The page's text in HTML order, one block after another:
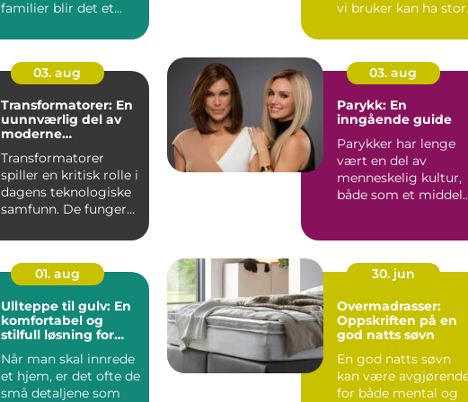
familier blir det et
vi bruker kan ha stor
03. aug
Transformatorer: En
uunnværlig del av
moderne
Transformatorer
spiller en kritisk rolle i
dagens teknologiske
samfunn. De fungerer
03. aug
Parykk: En
inngående guide
Parykker har lenge
vært en del av
menneskelig kultur,
både som et middel
01. aug
Ullteppe til gulv: En
komfortabel og
stilfull løsning for
Når man skal innrede
et hjem, er det ofte de
små detaljene som
30. jun
Overmadrasser:
Oppskriften på en
god natts søvn
En god natts søvn
kan være
for både mental og